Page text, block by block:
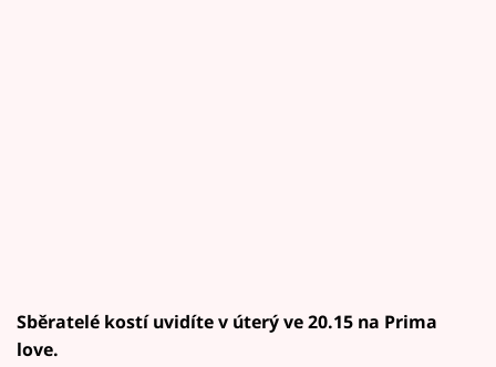
Sběratelé kostí uvidíte v úterý ve 20.15 na Prima
love.